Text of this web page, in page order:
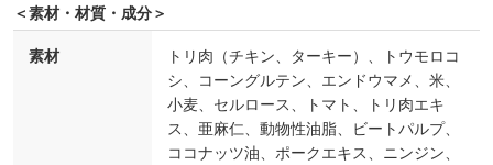
＜素材・材質・成分＞
素材
トリ肉（チキン、ターキー）、トウモロコ
シ、コーングルテン、エンドウマメ、米、
小麦、セルロース、トマト、トリ肉エキ
ス、亜麻仁、動物性油脂、ビートパルプ、
ココナッツ油、ポークエキス、ニンジン、